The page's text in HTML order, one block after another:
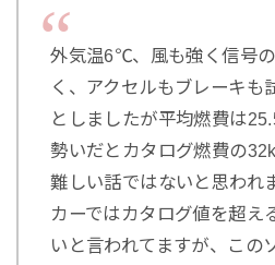
外気温6℃、風も強く信号
く、アクセルもブレーキも
としましたが平均燃費は
勢いだとカタログ燃費の
難しい話ではないと思われ
カーではカタログ値を超え
いと言われてますが、この